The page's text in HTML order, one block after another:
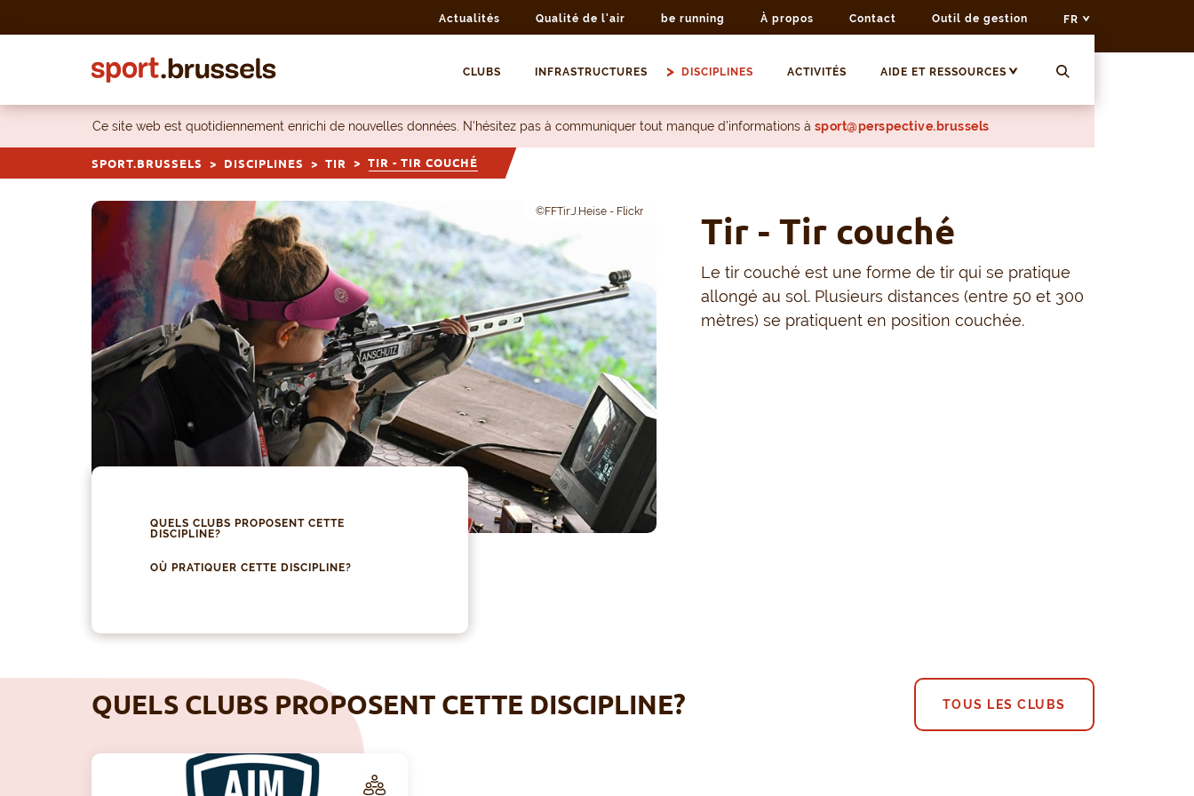
Actualités Qualité de l'air be running À propos Contact Outil de gestion FR
CLUBS INFRASTRUCTURES DISCIPLINES ACTIVITÉS AIDE ET RESSOURCES
Ce site web est quotidiennement enrichi de nouvelles données. N’hésitez pas à communiquer tout manque d’informations à sport@perspective.brussels
SPORT.BRUSSELS DISCIPLINES TIR TIR - TIR COUCHÉ
©FFTir:J.Heise - Flickr
QUELS CLUBS PROPOSENT CETTE
DISCIPLINE?
OÙ PRATIQUER CETTE DISCIPLINE?
Tir - Tir couché
Le tir couché est une forme de tir qui se pratique
allongé au sol. Plusieurs distances (entre 50 et 300
mètres) se pratiquent en position couchée.
QUELS CLUBS PROPOSENT CETTE DISCIPLINE? TOUS LES CLUBS